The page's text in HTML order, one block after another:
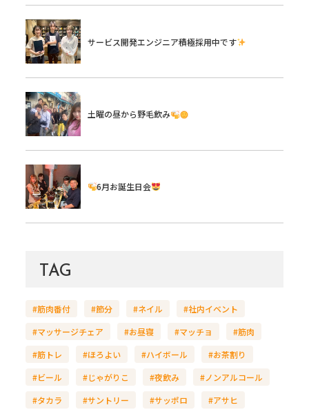
サービス開発エンジニア積極採用中です
土曜の昼から野毛飲み
6月お誕生日会
TAG
#筋肉番付 #節分 #ネイル
#社内イベント
#マッサージチェア
#お昼寝 #マッチョ
#筋肉
#筋トレ
#ほろよい #ハイボール
#お茶割り
#ビール
#じゃがりこ #夜飲み
#ノンアルコール
#タカラ
#サントリー #サッポロ
#アサヒ